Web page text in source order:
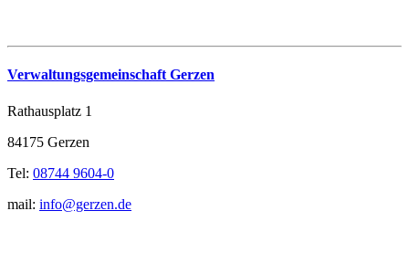
Verwaltungsgemeinschaft Gerzen
Rathausplatz 1
84175 Gerzen
Tel: 08744 9604-0
mail: info@gerzen.de